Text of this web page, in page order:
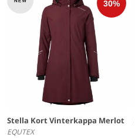
Stella Kort Vinterkappa Merlot
EQUTEX